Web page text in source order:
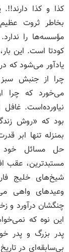
کذا و کذا
بخاطر ثروت عظیم
مؤسسه‌ها را
کودتا است. این
یادآور می‌شود که
چرا از جنبش
می‌خورد که چرا
نیاورده‌است.
بود که «روش
بمنزله تنها ابر
حل مسائل خود
مستبدترین، عقب
شیخ‌های خلیج
وعیدهای واهی
چنگشان درآورد و
این نوه که
پدر بزرگ و پدر
بی‌سابقه‌ای در